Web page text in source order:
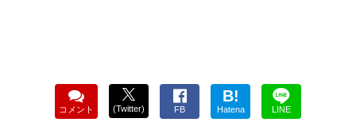
コメント (Twitter) FB
B!
Hatena LINE